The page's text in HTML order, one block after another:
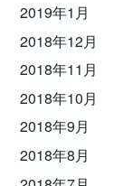
2019年1月
2018年12月
2018年11月
2018年10月
2018年9月
2018年8月